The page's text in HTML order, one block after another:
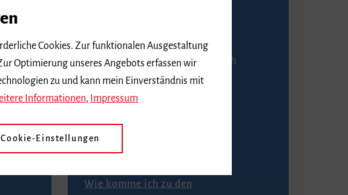
sind
An der Abendkasse ist ausschließlich
Barzahlung möglich.
Anfahrt
Wie komme ich zu den
Cookies. Zur funktionalen Ausgestaltung
Optimierung unseres Angebots erfassen wir
zu und kann mein Einverständnis mit
Informationen, Impressum
Einstellungen